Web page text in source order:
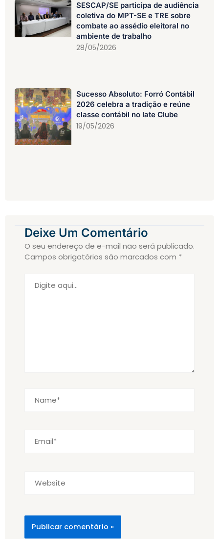
SESCAP/SE participa de audiência
coletiva do MPT-SE e TRE sobre
combate ao assédio eleitoral no
ambiente de trabalho
28/05/2026
Sucesso Absoluto: Forró Contábil
2026 celebra a tradição e reúne
classe contábil no Iate Clube
19/05/2026
Deixe Um Comentário
O seu endereço de e-mail não será publicado.
Campos obrigatórios são marcados com *
aqui...